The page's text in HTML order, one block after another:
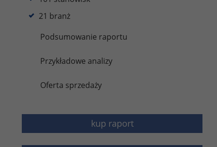
21 branż
Podsumowanie raportu
Przykładowe analizy
Oferta sprzedaży
kup raport